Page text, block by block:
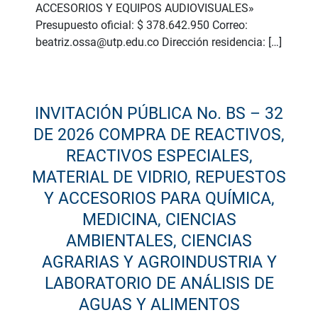
ACCESORIOS Y EQUIPOS AUDIOVISUALES»
Presupuesto oficial: $ 378.642.950 Correo:
beatriz.ossa@utp.edu.co Dirección residencia: […]
INVITACIÓN PÚBLICA No. BS – 32
DE 2026 COMPRA DE REACTIVOS,
REACTIVOS ESPECIALES,
MATERIAL DE VIDRIO, REPUESTOS
Y ACCESORIOS PARA QUÍMICA,
MEDICINA, CIENCIAS
AMBIENTALES, CIENCIAS
AGRARIAS Y AGROINDUSTRIA Y
LABORATORIO DE ANÁLISIS DE
AGUAS Y ALIMENTOS